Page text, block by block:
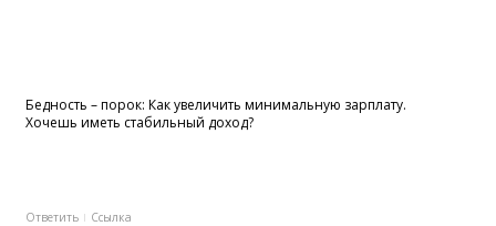
Бедность – порок: Как увеличить минимальную зарплату.
Хочешь иметь стабильный доход?
Ответить Ссылка